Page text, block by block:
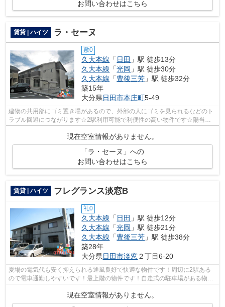
お問い合わせはこちら
賃貸 | ハイツ ラ・セーヌ
敷0
久大本線 「 日田 」駅 徒歩13分
久大本線 「光岡 」駅 徒歩30分
久大本線 「豊後三芳 」駅 徒歩32分
築15年
大分県日田市本庄町5-49
建物の共用部にゴミ置き場があるので、外部の人にゴミを見られるなどのト
ラブル回避につながります☆2駅利用可能で利便性の高い物件です☆陽当た
現在空室情報がありません。
「ラ・セーヌ」への
お問い合わせはこちら
賃貸 | ハイツ フレグランス淡窓B
礼0
久大本線 「 日田 」駅 徒歩12分
久大本線 「光岡 」駅 徒歩21分
久大本線 「豊後三芳 」駅 徒歩38分
築28年
大分県日田市淡窓２丁目6-20
夏場の電気代も安く抑えられる通風良好で快適な物件です！周辺に2駅ある
ので電車通勤しやすいです！最上階の物件です！自走式の駐車場がある物件
です！物件探しをはじめた方、当社をご...
現在空室情報がありません。